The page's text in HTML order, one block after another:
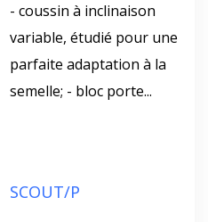
- coussin à inclinaison
variable, étudié pour une
parfaite adaptation à la
semelle; - bloc porte...
SCOUT/P